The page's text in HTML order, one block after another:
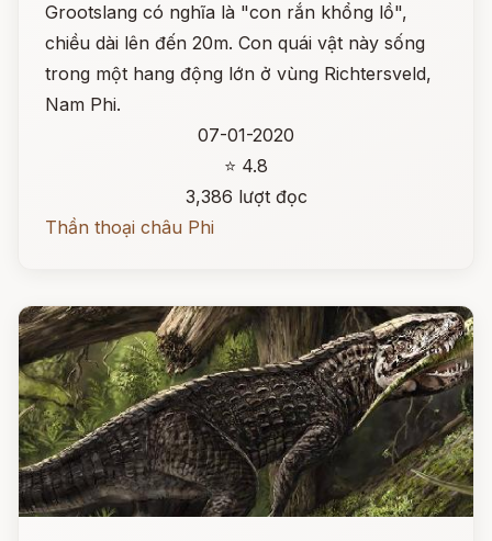
Grootslang có nghĩa là "con rắn khổng lồ",
chiều dài lên đến 20m. Con quái vật này sống
trong một hang động lớn ở vùng Richtersveld,
Nam Phi.
07-01-2020
⭐ 4.8
3,386 lượt đọc
Thần thoại châu Phi